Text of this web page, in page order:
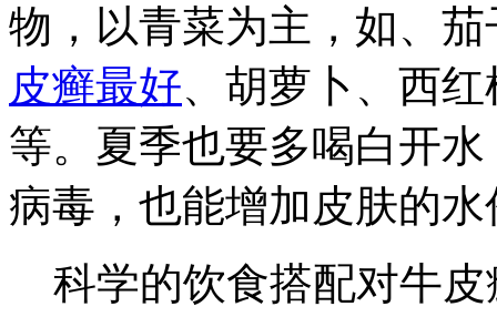
物，以青菜为主，如、
皮癣最好、胡萝卜、西
等。夏季也要多喝白开
病毒，也能增加皮肤的水
科学的饮食搭配对牛皮